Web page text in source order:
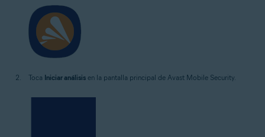
Toca Iniciar análisis en la pantalla principal de Avast Mobile Security.